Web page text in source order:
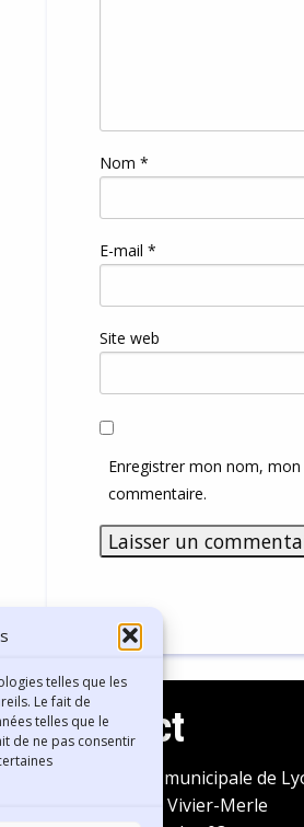
telles que les
Le fait de
telles que le
de ne pas consentir
Nom *
E-mail *
Site web
Enregistrer mon nom,
commentaire.
Contact
Bibliothèque municipale de
30 Boulevard Vivier-Merle